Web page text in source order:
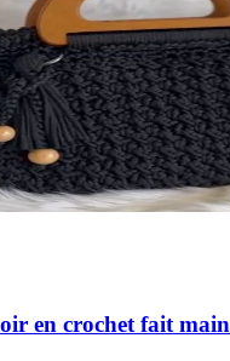
en crochet fait main